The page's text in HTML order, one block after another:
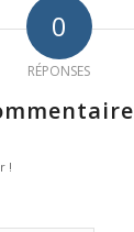
0
RÉPONSES
!